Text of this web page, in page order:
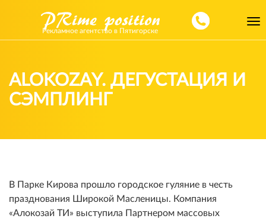
Рекламное агентство в Пятигорске
ALOKOZAY. ДЕГУСТАЦИЯ И
СЭМПЛИНГ
В Парке Кирова прошло городское гуляние в честь
празднования Широкой Масленицы. Компания
«Алокозай ТИ» выступила Партнером массовых